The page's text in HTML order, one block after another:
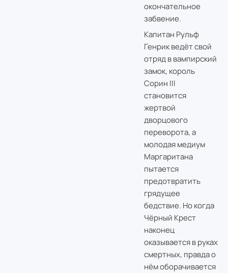
окончательное
забвение.
Капитан Рульф
Генрик ведёт свой
отряд в вампирский
замок, король
Сорин III
становится
жертвой
дворцового
переворота, а
молодая медиум
Маргаритана
пытается
предотвратить
грядущее
бедствие. Но когда
Чёрный Крест
наконец
оказывается в руках
смертных, правда о
нём оборачивается